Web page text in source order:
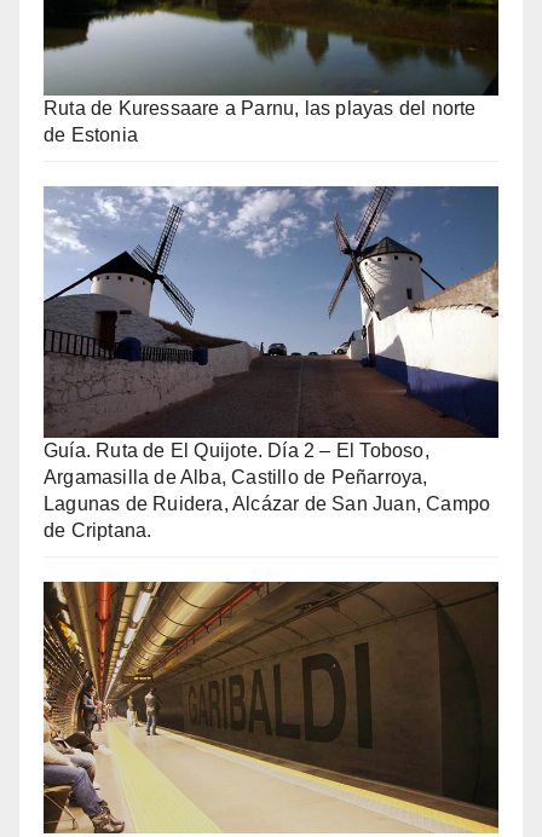
Ruta de Kuressaare a Parnu, las playas del norte
de Estonia
Guía. Ruta de El Quijote. Día 2 – El Toboso,
Argamasilla de Alba, Castillo de Peñarroya,
Lagunas de Ruidera, Alcázar de San Juan, Campo
de Criptana.